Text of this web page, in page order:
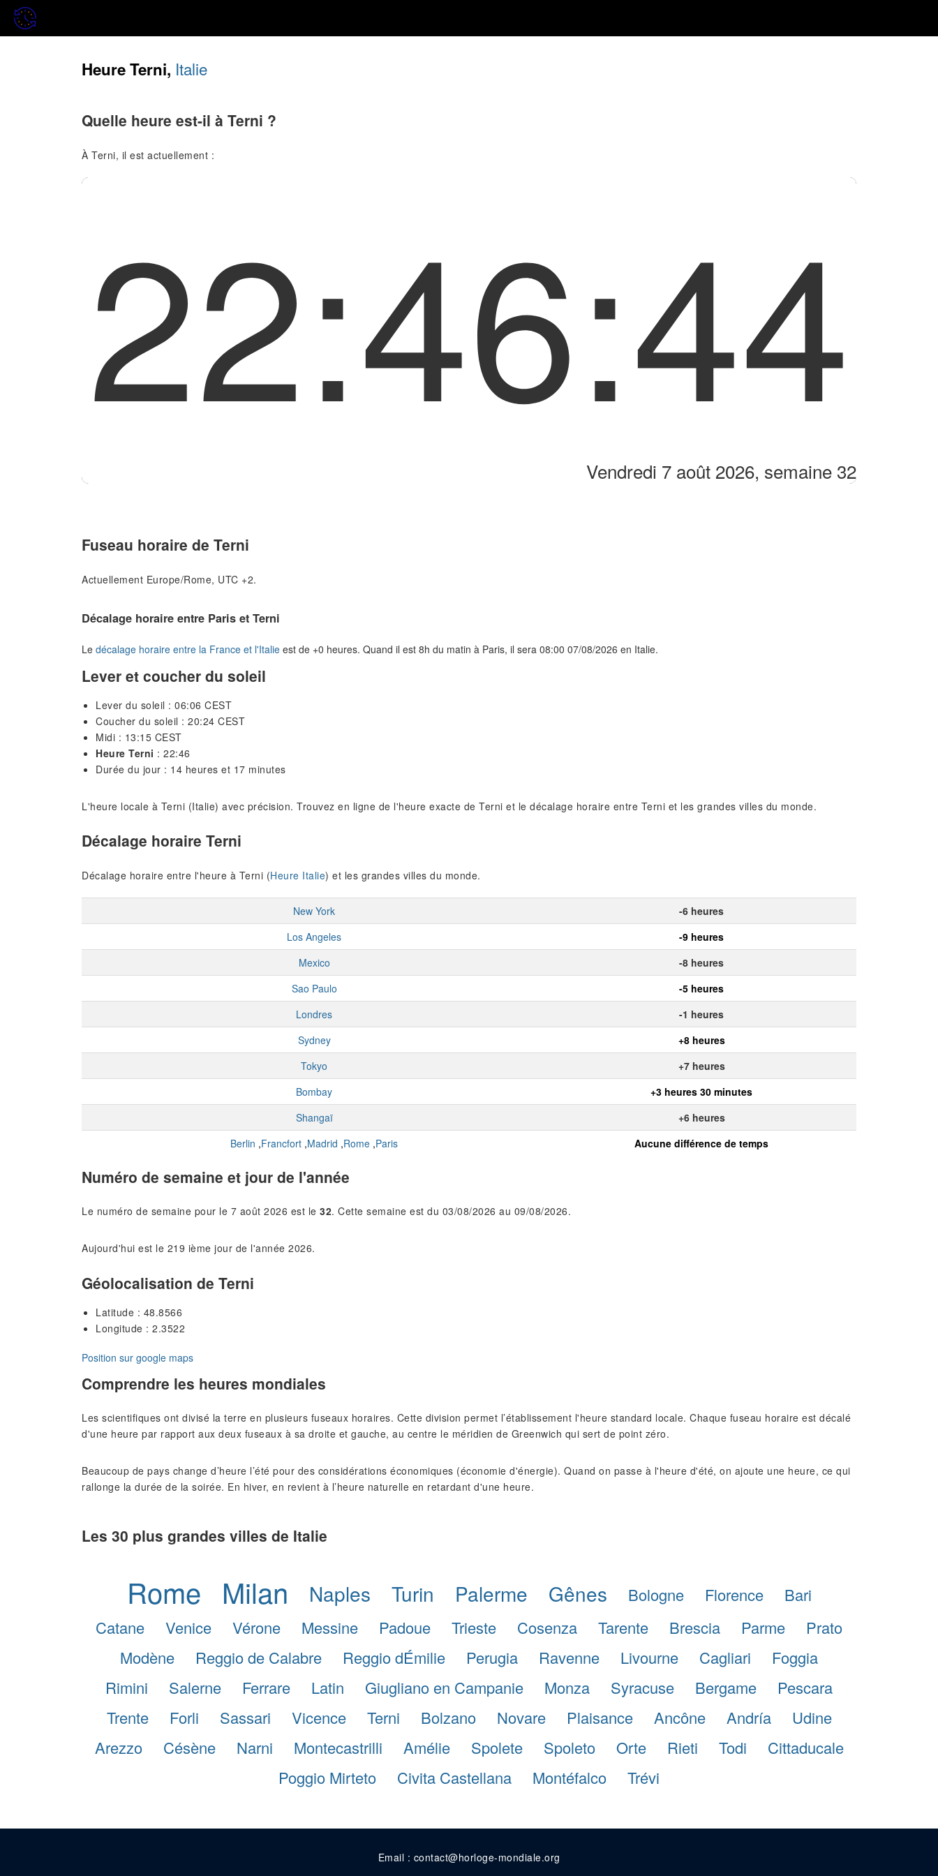
Heure Terni, Italie
Quelle heure est-il à Terni ?
À Terni, il est actuellement :
22:46:44
Vendredi 7 août 2026, semaine 32
Fuseau horaire de Terni
Actuellement Europe/Rome, UTC +2.
Décalage horaire entre Paris et Terni
Le décalage horaire entre la France et l'Italie est de +0 heures. Quand il est 8h du matin à Paris, il sera 08:00 07/08/2026 en Italie.
Lever et coucher du soleil
Lever du soleil : 06:06 CEST
Coucher du soleil : 20:24 CEST
Midi : 13:15 CEST
Heure Terni : 22:46
Durée du jour : 14 heures et 17 minutes
L'heure locale à Terni (Italie) avec précision. Trouvez en ligne de l'heure exacte de Terni et le décalage horaire entre Terni et les grandes villes du monde.
Décalage horaire Terni
Décalage horaire entre l'heure à Terni (Heure Italie) et les grandes villes du monde.
New York
-6 heures
Los Angeles
-9 heures
Mexico
-8 heures
Sao Paulo
-5 heures
Londres
-1 heures
Sydney
+8 heures
Tokyo
+7 heures
Bombay
+3 heures 30 minutes
Shangaï
+6 heures
Berlin ,Francfort ,Madrid ,Rome ,Paris Aucune différence de temps
Numéro de semaine et jour de l'année
Le numéro de semaine pour le 7 août 2026 est le 32. Cette semaine est du 03/08/2026 au 09/08/2026.
Aujourd'hui est le 219 ième jour de l'année 2026.
Géolocalisation de Terni
Latitude : 48.8566
Longitude : 2.3522
Position sur google maps
Comprendre les heures mondiales
Les scientifiques ont divisé la terre en plusieurs fuseaux horaires. Cette division permet l’établissement l'heure standard locale. Chaque fuseau horaire est décalé
d'une heure par rapport aux deux fuseaux à sa droite et gauche, au centre le méridien de Greenwich qui sert de point zéro.
Beaucoup de pays change d’heure l’été pour des considérations économiques (économie d'énergie). Quand on passe à l'heure d'été, on ajoute une heure, ce qui
rallonge la durée de la soirée. En hiver, en revient à l’heure naturelle en retardant d'une heure.
Les 30 plus grandes villes de Italie
Rome Milan Naples Turin Palerme Gênes Bologne Florence
Bari
Catane
Venice Vérone Messine Padoue Trieste Cosenza Tarente Brescia Parme
Prato
Modène
Reggio de Calabre Reggio dÉmilie Perugia Ravenne Livourne Cagliari
Foggia
Rimini
Salerne Ferrare Latin Giugliano en Campanie Monza Syracuse Bergame
Pescara
Trente
Forli Sassari Vicence Terni Bolzano Novare Plaisance Ancône Andría
Udine
Arezzo
Césène Narni Montecastrilli Amélie Spolete Spoleto Orte Rieti Todi
Cittaducale
Poggio Mirteto
Civita Castellana Montéfalco Trévi
Email : contact@horloge-mondiale.org